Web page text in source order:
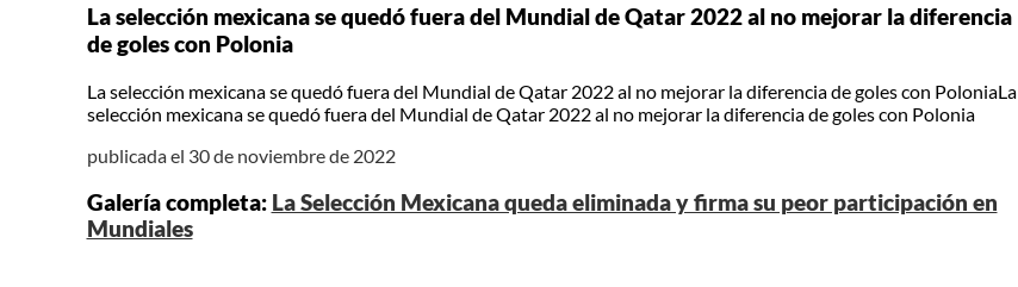
La selección mexicana se quedó fuera del Mundial de Qatar 2022 al no mejorar la diferencia
de goles con Polonia
La selección mexicana se quedó fuera del Mundial de Qatar 2022 al no mejorar la diferencia de goles con PoloniaLa
selección mexicana se quedó fuera del Mundial de Qatar 2022 al no mejorar la diferencia de goles con Polonia
publicada el 30 de noviembre de 2022
Galería completa: La Selección Mexicana queda eliminada y firma su peor participación en
Mundiales